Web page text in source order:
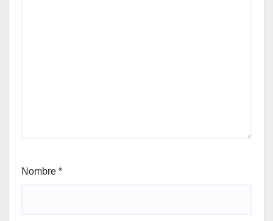
Nombre *